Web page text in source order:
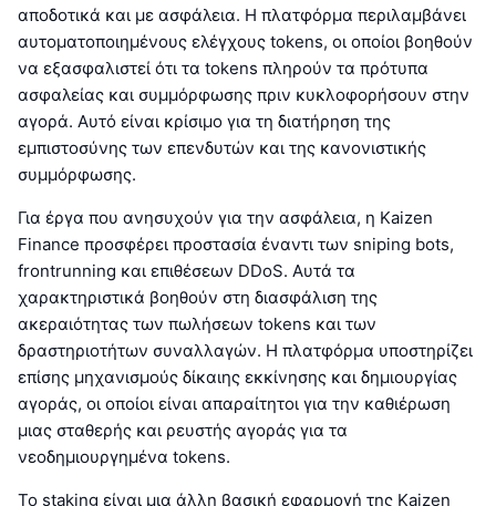
αποδοτικά και με ασφάλεια. Η πλατφόρμα περιλαμβάνει
αυτοματοποιημένους ελέγχους tokens, οι οποίοι βοηθούν
να εξασφαλιστεί ότι τα tokens πληρούν τα πρότυπα
ασφαλείας και συμμόρφωσης πριν κυκλοφορήσουν στην
αγορά. Αυτό είναι κρίσιμο για τη διατήρηση της
εμπιστοσύνης των επενδυτών και της κανονιστικής
συμμόρφωσης.
Για έργα που ανησυχούν για την ασφάλεια, η Kaizen
Finance προσφέρει προστασία έναντι των sniping bots,
frontrunning και επιθέσεων DDoS. Αυτά τα
χαρακτηριστικά βοηθούν στη διασφάλιση της
ακεραιότητας των πωλήσεων tokens και των
δραστηριοτήτων συναλλαγών. Η πλατφόρμα υποστηρίζει
επίσης μηχανισμούς δίκαιης εκκίνησης και δημιουργίας
αγοράς, οι οποίοι είναι απαραίτητοι για την καθιέρωση
μιας σταθερής και ρευστής αγοράς για τα
νεοδημιουργημένα tokens.
Το staking είναι μια άλλη βασική εφαρμογή της Kaizen